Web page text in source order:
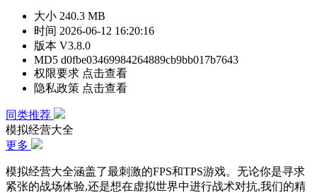
大小 240.3 MB
时间 2026-06-12 16:20:16
版本 V3.8.0
MD5 d0fbe03469984264889cb9bb017b7643
权限要求 点击查看
隐私政策 点击查看
同类推荐
模拟经营大全
更多
模拟经营大全涵盖了最刺激的FPS和TPS游戏。无论你是寻求
紧张的战场体验,还是想在虚拟世界中进行战术对抗,我们的精